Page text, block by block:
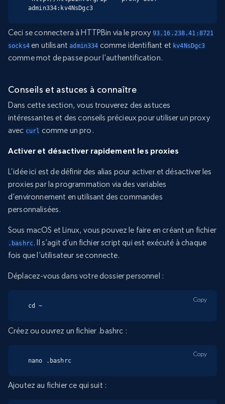
admin334:kv4NsDgc3
Ceci se connectera à HTTPBin via le proxy 93.16.238.41:8721
socks4en utilisantadmin334 comme identifiant et kv4NsDgc3
comme mot de passe pour l’authentification.
Conseils et astuces à connaître
Dans cette section, vous trouverez des astuces
intéressantes et des conseils précieux pour utiliser un proxy
avec curl comme un pro.
Activer et désactiver rapidement les proxies
L’idée ici est de définir des alias pour activer et désactiver les
proxies par la programmation via des variables
d’environnement en utilisant des commandes
personnalisées.
Sous macOS et Linux, vous pouvez le faire en créant un fichier
.bashrc. Il s’agit d’un fichier script qui est exécuté à chaque
fois que l’utilisateur se connecte.
Déplacez-vous dans votre dossier personnel :
cd ~
Copy
Créez ou ouvrez un fichier .bashrc :
nano .bashrc
Copy
Ajoutez au fichier ce qui suit :